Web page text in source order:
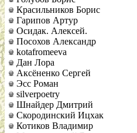
Красильников Борис
Гарипов Артур
Осидак. Алексей.
Посохов Александр
kotafromeeva
Дан Лора
Аксёненко Сергей
Эсс Роман
silverpoetry
Шнайдер Дмитрий
Скородинский Ицхак
Котиков Владимир